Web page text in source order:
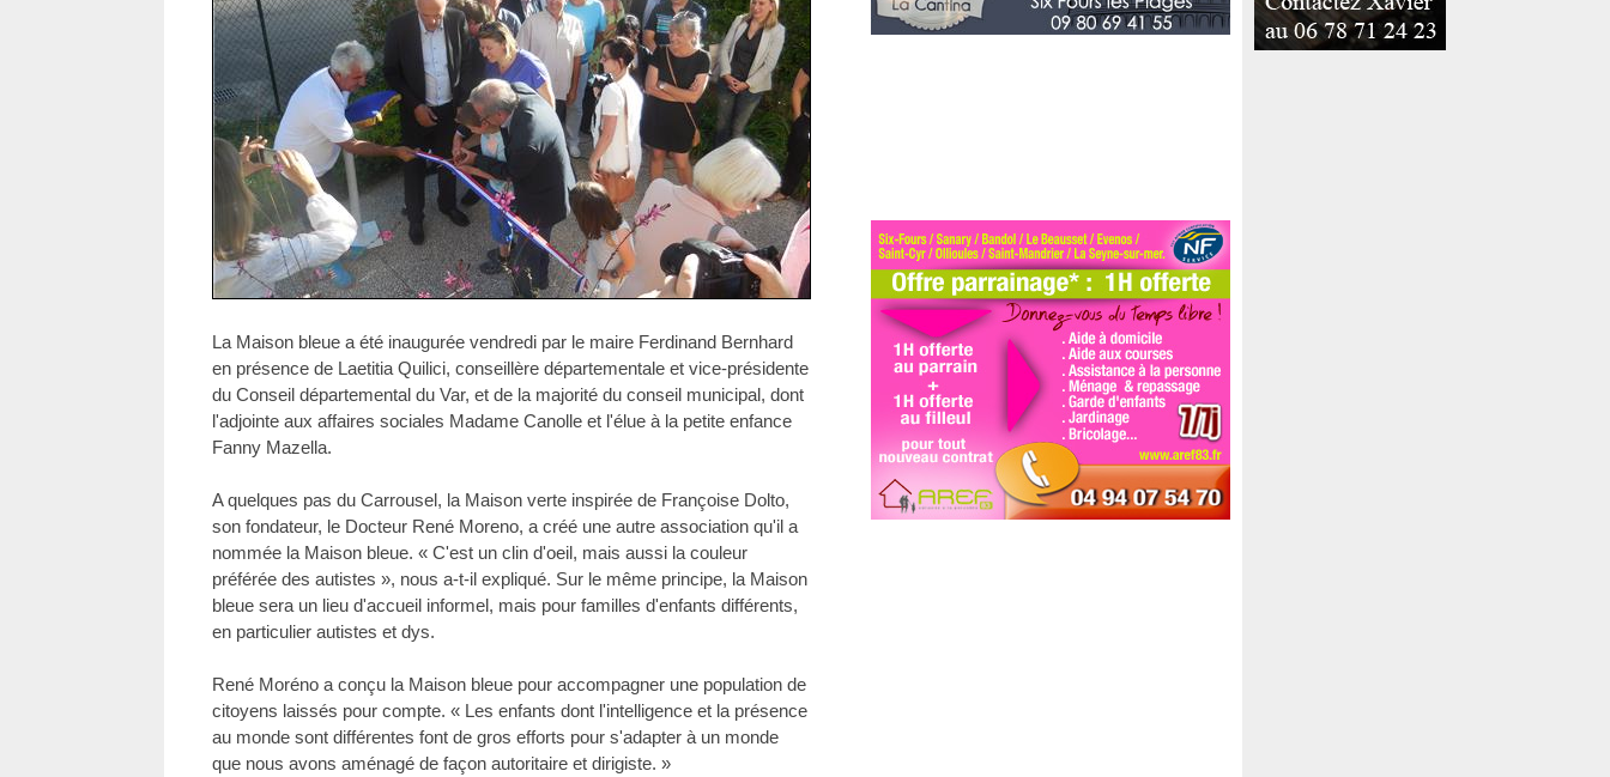
La Maison bleue a été inaugurée vendredi par le maire Ferdinand Bernhard
en présence de Laetitia Quilici, conseillère départementale et vice-présidente
du Conseil départemental du Var, et de la majorité du conseil municipal, dont
l'adjointe aux affaires sociales Madame Canolle et l'élue à la petite enfance
Fanny Mazella.
A quelques pas du Carrousel, la Maison verte inspirée de Françoise Dolto,
son fondateur, le Docteur René Moreno, a créé une autre association qu'il a
nommée la Maison bleue. « C'est un clin d'oeil, mais aussi la couleur
préférée des autistes », nous a-t-il expliqué. Sur le même principe, la Maison
bleue sera un lieu d'accueil informel, mais pour familles d'enfants différents,
en particulier autistes et dys.
René Moréno a conçu la Maison bleue pour accompagner une population de
citoyens laissés pour compte. « Les enfants dont l'intelligence et la présence
au monde sont différentes font de gros efforts pour s'adapter à un monde
que nous avons aménagé de façon autoritaire et dirigiste. »